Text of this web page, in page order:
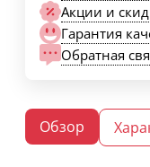
Акции и
Гарантия
Обратная
Обзор